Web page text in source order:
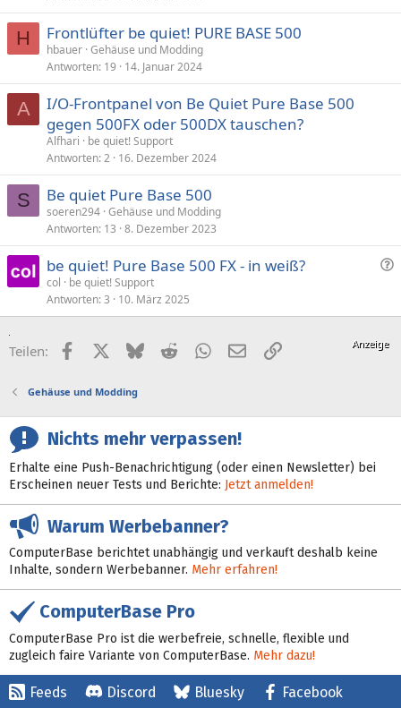
k
H Frontlüfter be quiet! PURE BASE 500
hbauer Gehäuse und Modding
Antworten 19 14. Januar 2024
A
I/O-Frontpanel von Be Quiet Pure Base 500
gegen 500FX oder 500DX tauschen?
Alfhari
be quiet! Support
Antworten 2 16. Dezember 2024
S Be quiet Pure Base 500
soeren294 Gehäuse und Modding
Antworten 13 8. Dezember 2023
F
g
be quiet! Pure Base 500 FX - in weiß?
col
be quiet! Support
Antworten 3 10. März 2025
Teilen: FacebookX (Twitter)
BlueskyRedditWhatsApp
E-MailLink
Gehäuse und Modding
Nichts mehr verpassen!
Erhalte eine Push-Benachrichtigung (oder einen Newsletter) bei
Erscheinen neuer Tests und Berichte: Jetzt anmelden!
Warum Werbebanner?
ComputerBase berichtet unabhängig und verkauft deshalb keine
Inhalte, sondern Werbebanner. Mehr erfahren!
ComputerBase Pro
ComputerBase Pro ist die werbefreie, schnelle, flexible und
zugleich faire Variante von ComputerBase. Mehr dazu!
Feeds Discord Bluesky Facebook